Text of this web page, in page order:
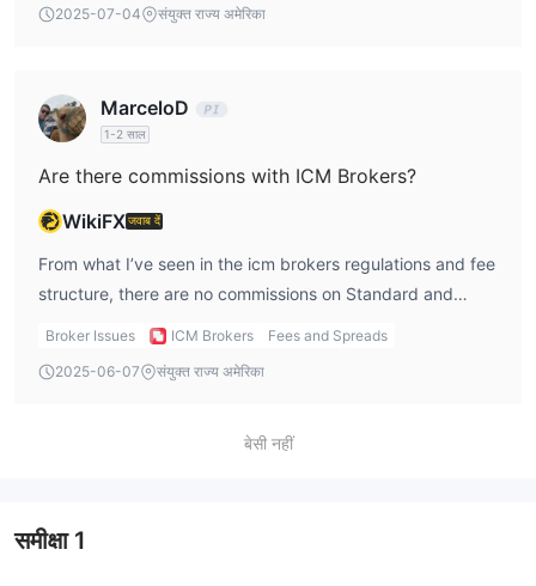
because I use MT4 extensively. Another benefit is the
2025-07-04
संयुक्त राज्य अमेरिका
MarceloD
1-2 साल
Are there commissions with ICM Brokers?
WikiFXजवाब दें
From what I’ve seen in the icm brokers regulations and fee
structure, there are no commissions on Standard and
Prime accounts. That’s good for my style of trading
than added commissions.
Broker Issues ICM Brokers
Fees and Spreads
2025-06-07
संयुक्त राज्य अमेरिका
बेसी नहीं
समीक्षा1